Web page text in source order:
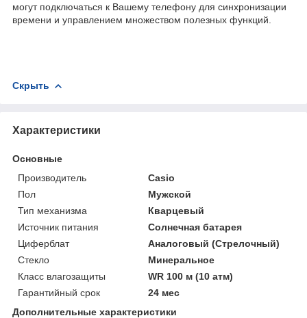
могут подключаться к Вашему телефону для синхронизации
времени и управлением множеством полезных функций.
Скрыть
Характеристики
Основные
Производитель
Casio
Пол
Мужской
Тип механизма
Кварцевый
Источник питания
Солнечная батарея
Циферблат
Аналоговый (Стрелочный)
Стекло
Минеральное
Класс влагозащиты
WR 100 м (10 атм)
Гарантийный срок
24 мес
Дополнительные характеристики